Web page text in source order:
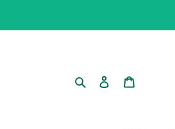
RechercherSe connecter